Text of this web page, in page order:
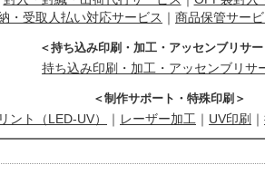
・受取人払い対応サービス 商品保管サービ
＜持ち込み印刷・加工・アッセンブリサー
持ち込み印刷・加工・アッセンブリサ
＜制作サポート・特殊印刷＞
ント（LED-UV）
レーザー加工 UV印刷